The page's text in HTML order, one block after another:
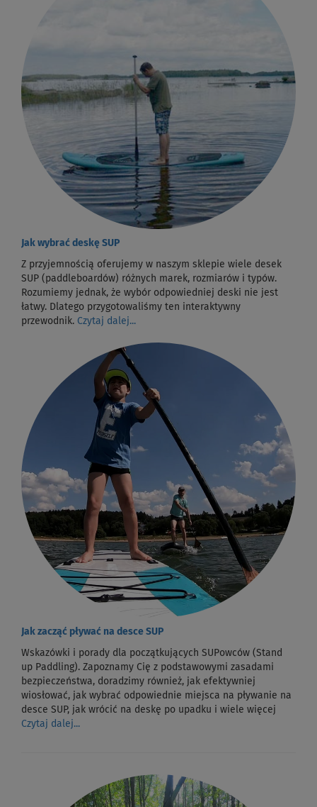
Jak wybrać deskę SUP
Z przyjemnością oferujemy w naszym sklepie wiele desek
SUP (paddleboardów) różnych marek, rozmiarów i typów.
Rozumiemy jednak, że wybór odpowiedniej deski nie jest
łatwy. Dlatego przygotowaliśmy ten interaktywny
przewodnik. Czytaj dalej...
Jak zacząć pływać na desce SUP
Wskazówki i porady dla początkujących SUPowców (Stand
up Paddling). Zapoznamy Cię z podstawowymi zasadami
bezpieczeństwa, doradzimy również, jak efektywniej
wiosłować, jak wybrać odpowiednie miejsca na pływanie na
desce SUP, jak wrócić na deskę po upadku i wiele więcej
Czytaj dalej...